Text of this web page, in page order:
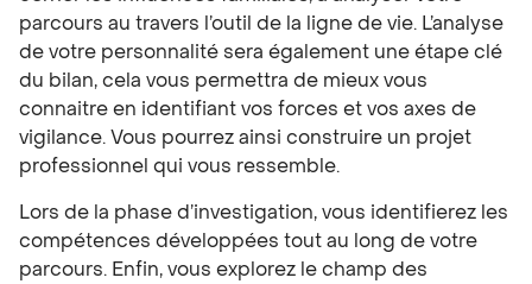
parcours au travers l’outil de la ligne de vie. L’analyse
de votre personnalité sera également une étape clé
du bilan, cela vous permettra de mieux vous
connaitre en identifiant vos forces et vos axes de
vigilance. Vous pourrez ainsi construire un projet
professionnel qui vous ressemble.
Lors de la phase d’investigation, vous identifierez les
compétences développées tout au long de votre
parcours. Enfin, vous explorez le champ des